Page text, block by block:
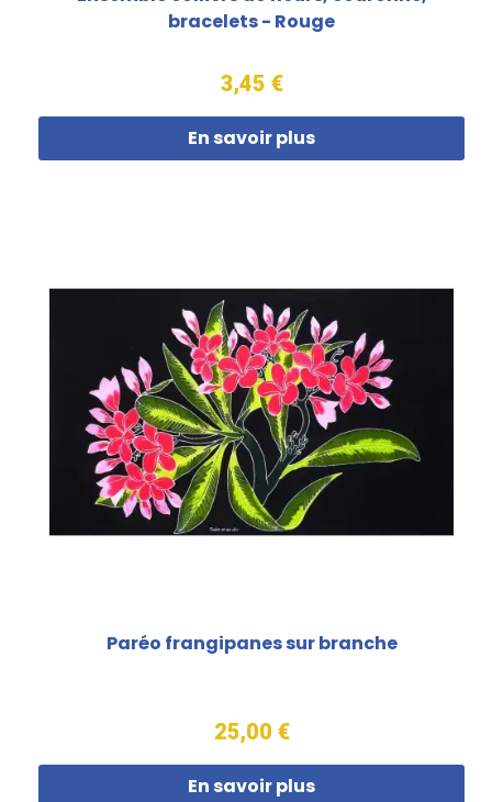
bracelets - Rouge
3,45 €
En savoir plus
Paréo frangipanes sur branche
25,00 €
En savoir plus